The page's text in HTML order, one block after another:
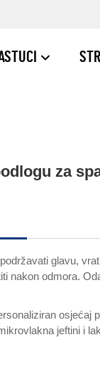
za
glavu,
nakon odmora.
osjećaj
jeftini i